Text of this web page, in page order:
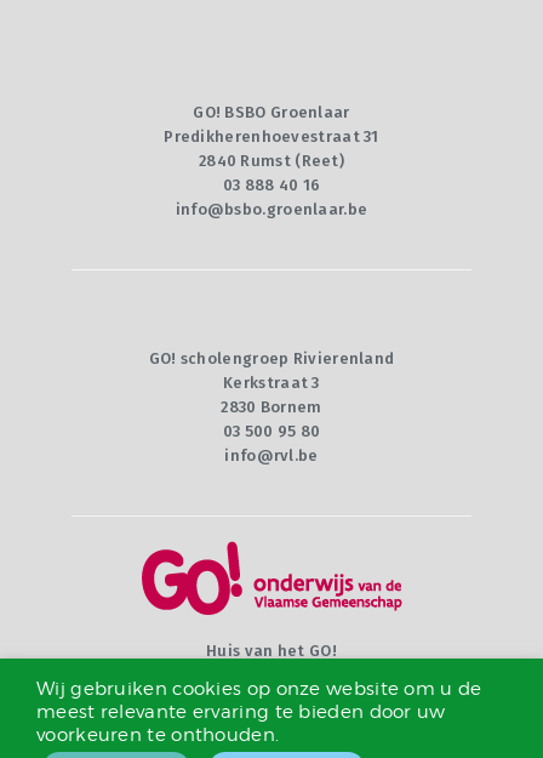
GO! BSBO Groenlaar
Predikherenhoevestraat 31
2840 Rumst (Reet)
03 888 40 16
info@bsbo.groenlaar.be
GO! scholengroep Rivierenland
Kerkstraat 3
2830 Bornem
03 500 95 80
info@rvl.be
Huis van het GO!
1000 Brussel
02 790 92 00
info@g-o.be
Wij gebruiken cookies op onze website om u de
meest relevante ervaring te bieden door uw
voorkeuren te onthouden.